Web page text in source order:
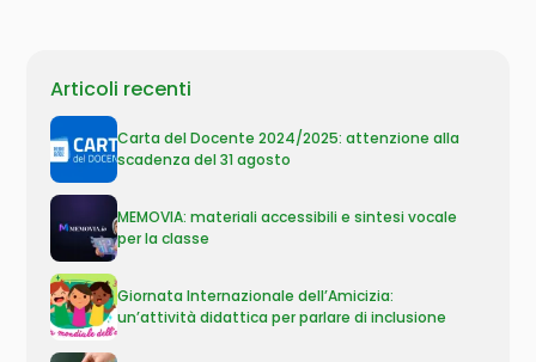
Articoli recenti
Carta del Docente 2024/2025: attenzione alla
scadenza del 31 agosto
MEMOVIA: materiali accessibili e sintesi vocale
per la classe
Giornata Internazionale dell’Amicizia:
un’attività didattica per parlare di inclusione